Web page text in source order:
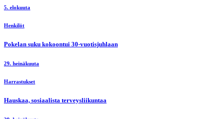
5. elokuuta
Henkilöt
Pokelan suku kokoontui 30-vuotisjuhlaan
29. heinäkuuta
Harrastukset
Hauskaa, sosiaalista terveysliikuntaa